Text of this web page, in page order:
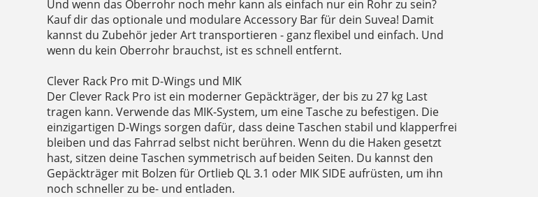
Und wenn das Oberrohr noch mehr kann als einfach nur ein Rohr zu sein?
Kauf dir das optionale und modulare Accessory Bar für dein Suvea! Damit
kannst du Zubehör jeder Art transportieren - ganz flexibel und einfach. Und
wenn du kein Oberrohr brauchst, ist es schnell entfernt.
Clever Rack Pro mit D-Wings und MIK
Der Clever Rack Pro ist ein moderner Gepäckträger, der bis zu 27 kg Last
tragen kann. Verwende das MIK-System, um eine Tasche zu befestigen. Die
einzigartigen D-Wings sorgen dafür, dass deine Taschen stabil und klapperfrei
bleiben und das Fahrrad selbst nicht berühren. Wenn du die Haken gesetzt
hast, sitzen deine Taschen symmetrisch auf beiden Seiten. Du kannst den
Gepäckträger mit Bolzen für Ortlieb QL 3.1 oder MIK SIDE aufrüsten, um ihn
noch schneller zu be- und entladen.